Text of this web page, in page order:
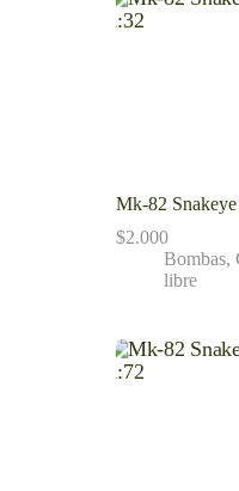
Mk-82
$2.000
Bombas,
libre